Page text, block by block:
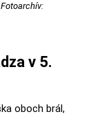
v 5.
oboch brál,